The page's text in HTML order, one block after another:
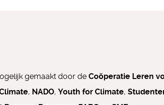
gemaakt door de Coöperatie Leren
, NADO, Youth for Climate,